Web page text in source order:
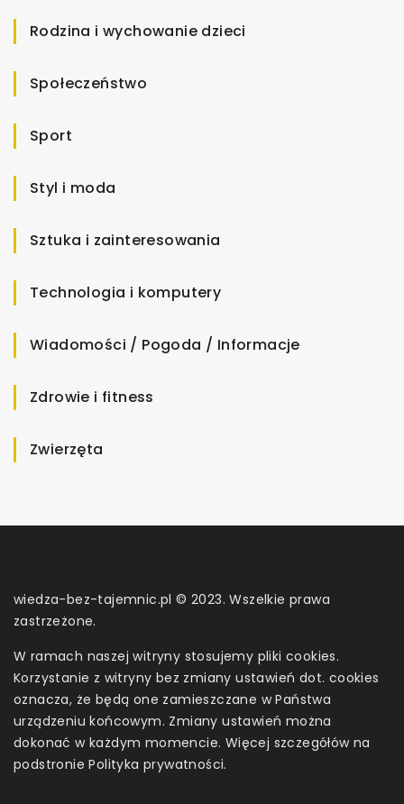
Rodzina i wychowanie dzieci
Społeczeństwo
Sport
Styl i moda
Sztuka i zainteresowania
Technologia i komputery
Wiadomości / Pogoda / Informacje
Zdrowie i fitness
Zwierzęta
wiedza-bez-tajemnic.pl © 2023. Wszelkie prawa
zastrzeżone.
W ramach naszej witryny stosujemy pliki cookies.
Korzystanie z witryny bez zmiany ustawień dot. cookies
oznacza, że będą one zamieszczane w Państwa
urządzeniu końcowym. Zmiany ustawień można
dokonać w każdym momencie. Więcej szczegółów na
podstroniePolityka prywatności.